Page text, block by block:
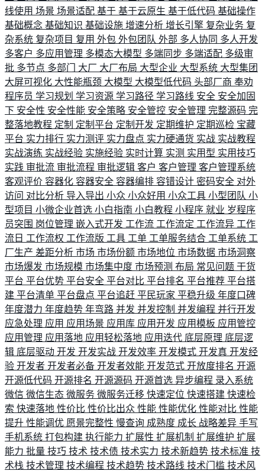
线使用 场景 场景适配 基于 基于云原生 基于低代码 基础操作
基础概念 基础知识 基础设施 增速分析 增长引擎 复杂业务 复
杂系统 复杂项目 复用 外包 外包团队 外部 多人协同 多人开发
多客户 多应用管理 多模态大模型 多端同步 多端适配 多级审
批 多节点 多部门 大厂 大厂布局 大型企业 大型系统 大型集团
大屏可视化 大性能瓶颈 大模型 大模型低代码 头部厂商 奉劝
程序员 学习规划 学习资源 学习路径 学习路线 安全 安全加固
下 安全性 安全性能 安全策略 安全管控 安全管理 完整源码 完
整落地教程 定制 定制平台 定制开发 定期维护 定期巡检 宝藏
平台 实力排行 实力测评 实力盘点 实力硬通货 实战 实战教程
实战演练 实战经验 实施经验 实时计算 实测 实用型 实用技巧
实践 审批流 审批流程 审批逻辑 客户 客户管理 客户管理系统
客观评价 容器化 容器安全 容器编排 容错设计 密码安全 对外
访问 对比分析 导入导出 小众 小众好用 小众工具 小型团队 小
型项目 小微企业首选 小白指南 小白教程 小程序 就业 岁程序
员突围 岗位管理 嵌入式开发 工作流 工作流定 工作流异 工作
流日 工作流权 工作流版 工具 工单 工单服务结合 工单系统 工
厂生产 差距分析 市场 市场份额 市场地位 市场数据 市场洞察
市场爆发 市场规模 市场集中度 市场预测 布局 常见问题 干货
平台 平台优势 平台安全 平台对比 平台排名 平台推荐 平台搭
建 平台清单 平台盘点 平台追赶 平民玩家 平稳升级 年度口碑
年度潜力 年度趋势 年弯路 并发 并发控制 并发编程 并行开发
应急处理 应用 应用场景 应用库 应用开发 应用模板 应用管控
应用管理 应用落地 应用轻松落地 应用迭代 底层原理 底层逻
辑 底层驱动 开发 开发实战 开发效率 开发模式 开发真 开发经
验 开发者 开发者必备 开发者效能 开发范式 开放度排名 开源
开源低代码 开源排名 开源源码 开源首选 异步编程 录入系统
微信 微信生态 微服务 微服务迁移 快速定位 快速搭建 快速检
索 快速落地 性价比 性价比出众 性能 性能优化 性能对比 性能
提升 性能调优 愿景完整性 慢查询 成熟度 成长 战略差异 手写
手机系统 打包构建 执行能力 扩展性 扩展机制 扩展维护 扩展
能力 批量 技巧 技术 技术债 技术实力 技术新趋势 技术标准 技
术栈 技术管理 技术编程 技术趋势 技术路线 技术门槛 技术风